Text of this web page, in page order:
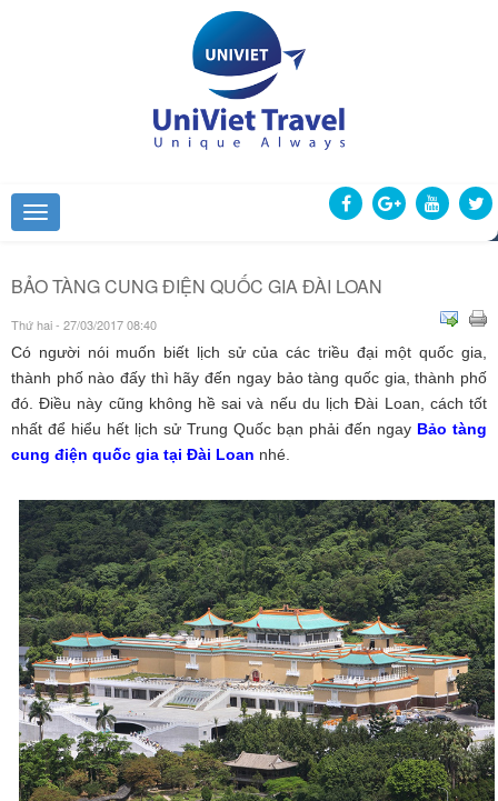
BẢO TÀNG CUNG ĐIỆN QUỐC GIA ĐÀI LOAN
Thứ hai - 27/03/2017 08:40
Có người nói muốn biết lịch sử của các triều đại một quốc gia,
thành phố nào đấy thì hãy đến ngay bảo tàng quốc gia, thành phố
đó. Điều này cũng không hề sai và nếu du lịch Đài Loan, cách tốt
nhất để hiểu hết lịch sử Trung Quốc bạn phải đến ngay Bảo tàng
cung điện quốc gia tại Đài Loan nhé.